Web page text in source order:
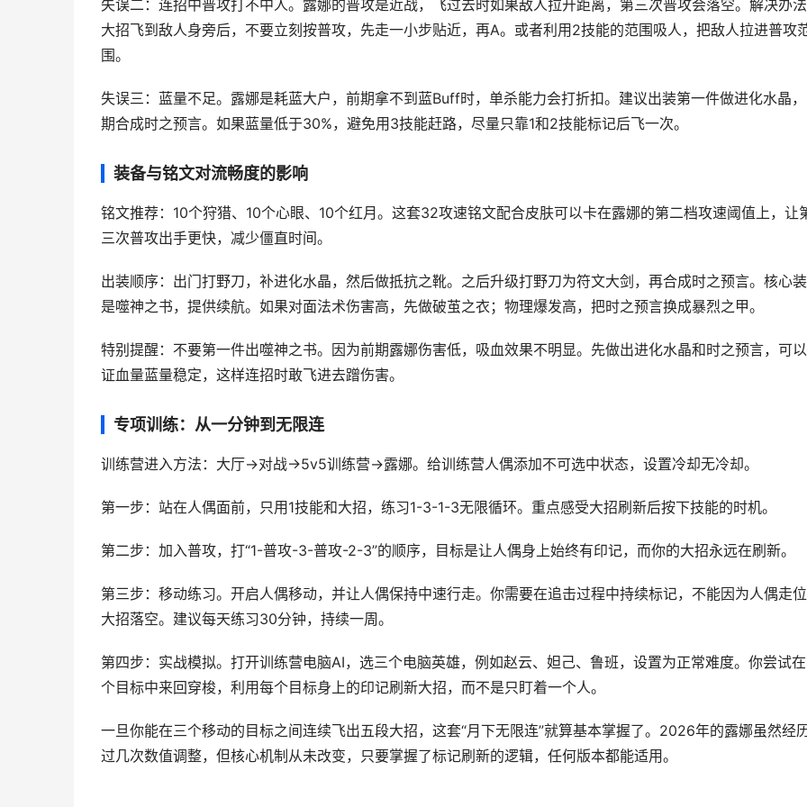
失误二：连招中普攻打不中人。露娜的普攻是近战，飞过去时如果敌人拉开距离，第三次普攻会落空。解决办法
大招飞到敌人身旁后，不要立刻按普攻，先走一小步贴近，再A。或者利用2技能的范围吸人，把敌人拉进普攻
围。
失误三：蓝量不足。露娜是耗蓝大户，前期拿不到蓝Buff时，单杀能力会打折扣。建议出装第一件做进化水晶
期合成时之预言。如果蓝量低于30%，避免用3技能赶路，尽量只靠1和2技能标记后飞一次。
装备与铭文对流畅度的影响
铭文推荐：10个狩猎、10个心眼、10个红月。这套32攻速铭文配合皮肤可以卡在露娜的第二档攻速阈值上，让
三次普攻出手更快，减少僵直时间。
出装顺序：出门打野刀，补进化水晶，然后做抵抗之靴。之后升级打野刀为符文大剑，再合成时之预言。核心
是噬神之书，提供续航。如果对面法术伤害高，先做破茧之衣；物理爆发高，把时之预言换成暴烈之甲。
特别提醒：不要第一件出噬神之书。因为前期露娜伤害低，吸血效果不明显。先做出进化水晶和时之预言，可
证血量蓝量稳定，这样连招时敢飞进去蹭伤害。
专项训练：从一分钟到无限连
训练营进入方法：大厅→对战→5v5训练营→露娜。给训练营人偶添加不可选中状态，设置冷却无冷却。
第一步：站在人偶面前，只用1技能和大招，练习1-3-1-3无限循环。重点感受大招刷新后按下技能的时机。
第二步：加入普攻，打“1-普攻-3-普攻-2-3”的顺序，目标是让人偶身上始终有印记，而你的大招永远在刷新。
第三步：移动练习。开启人偶移动，并让人偶保持中速行走。你需要在追击过程中持续标记，不能因为人偶走
大招落空。建议每天练习30分钟，持续一周。
第四步：实战模拟。打开训练营电脑AI，选三个电脑英雄，例如赵云、妲己、鲁班，设置为正常难度。你尝试
个目标中来回穿梭，利用每个目标身上的印记刷新大招，而不是只盯着一个人。
一旦你能在三个移动的目标之间连续飞出五段大招，这套“月下无限连”就算基本掌握了。2026年的露娜虽然经
过几次数值调整，但核心机制从未改变，只要掌握了标记刷新的逻辑，任何版本都能适用。